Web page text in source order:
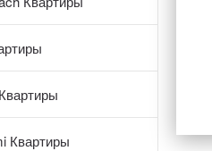
Квартиры